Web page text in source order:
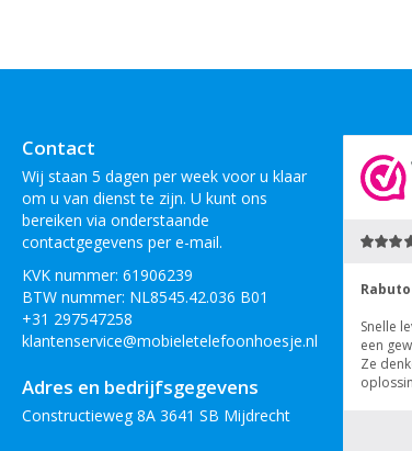
Contact
Wij staan 5 dagen per week voor u klaar
om u van dienst te zijn. U kunt ons
bereiken via onderstaande
contactgegevens per e-mail.
KVK nummer: 61906239
BTW nummer: NL8545.42.036 B01
+31 297547258
klantenservice@mobieletelefoonhoesje.nl
Adres en bedrijfsgegevens
Constructieweg 8A 3641 SB Mijdrecht